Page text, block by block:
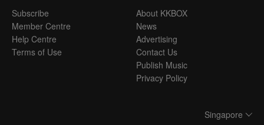
Subscribe
Member Centre
Help Centre
Terms of Use
About KKBOX
News
Advertising
Contact Us
Publish Music
Privacy Policy
Singapore